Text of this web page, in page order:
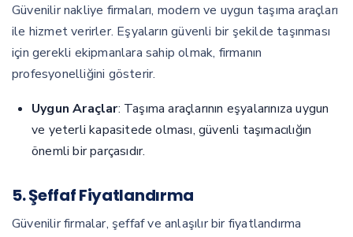
Güvenilir nakliye firmaları, modern ve uygun taşıma araçları
ile hizmet verirler. Eşyaların güvenli bir şekilde taşınması
için gerekli ekipmanlara sahip olmak, firmanın
profesyonelliğini gösterir.
Uygun Araçlar: Taşıma araçlarının eşyalarınıza uygun
ve yeterli kapasitede olması, güvenli taşımacılığın
önemli bir parçasıdır.
5. Şeffaf Fiyatlandırma
Güvenilir firmalar, şeffaf ve anlaşılır bir fiyatlandırma